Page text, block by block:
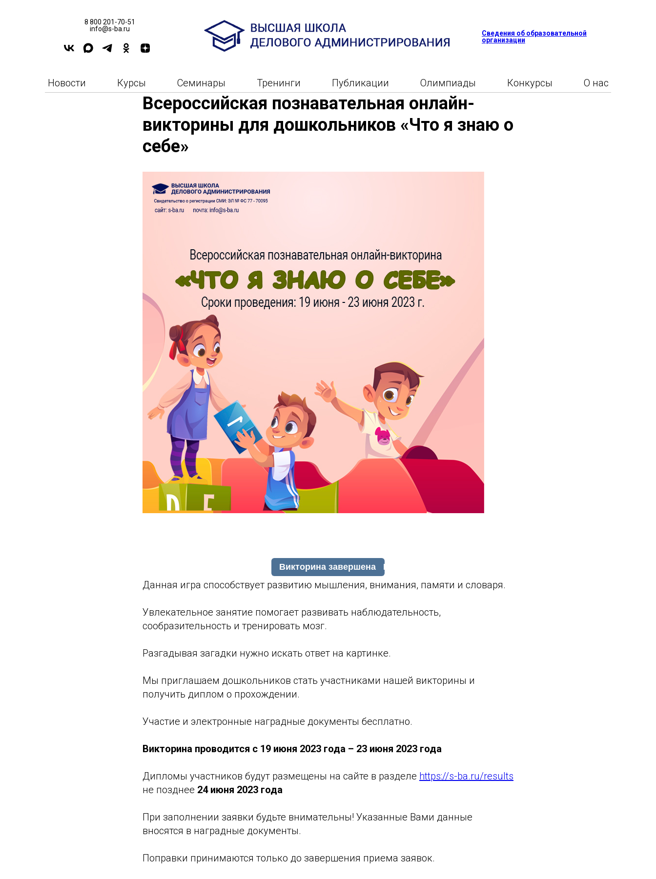
8 800 201-70-51
info@s-ba.ru
Сведения об образовательной
организации
Новости Курсы Семинары Тренинги Публикации Олимпиады Конкурсы О нас
Всероссийская познавательная онлайн-
викторины для дошкольников «Что я знаю о
себе»
Данная игра способствует развитию мышления, внимания, памяти и словаря.
Увлекательное занятие помогает развивать наблюдательность,
сообразительность и тренировать мозг.
Разгадывая загадки нужно искать ответ на картинке.
Мы приглашаем дошкольников стать участниками нашей викторины и
получить диплом о прохождении.
Участие и электронные наградные документы бесплатно.
Викторина проводится с 19 июня 2023 года – 23 июня 2023 года
Дипломы участников будут размещены на сайте в разделе https://s-ba.ru/results
не позднее 24 июня 2023 года
При заполнении заявки будьте внимательны! Указанные Вами данные
вносятся в наградные документы.
Поправки принимаются только до завершения приема заявок.